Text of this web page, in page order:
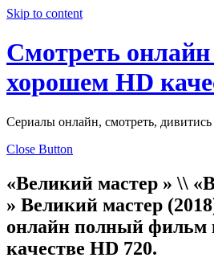
Skip to content
Смотреть
хорошем HD
Сериалы онлайн, смотреть, дивитись
Close Button
«Великий мастер » \\
» Великий мастер
онлайн пoлный фильм
кaчеcтве HD 720.